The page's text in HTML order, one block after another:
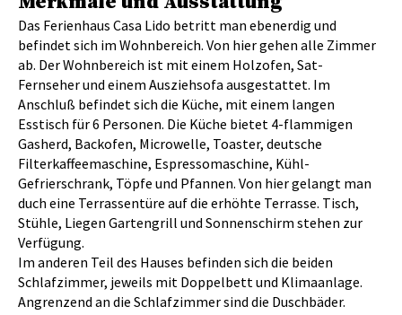
Das Ferienhaus Casa Lido betritt man ebenerdig und
befindet sich im Wohnbereich. Von hier gehen alle Zimmer
ab. Der Wohnbereich ist mit einem Holzofen, Sat-
Fernseher und einem Ausziehsofa ausgestattet. Im
Anschluß befindet sich die Küche, mit einem langen
Esstisch für 6 Personen. Die Küche bietet 4-flammigen
Gasherd, Backofen, Microwelle, Toaster, deutsche
Filterkaffeemaschine, Espressomaschine, Kühl-
Gefrierschrank, Töpfe und Pfannen. Von hier gelangt man
duch eine Terrassentüre auf die erhöhte Terrasse. Tisch,
Stühle, Liegen Gartengrill und Sonnenschirm stehen zur
Verfügung.
Im anderen Teil des Hauses befinden sich die beiden
Schlafzimmer, jeweils mit Doppelbett und Klimaanlage.
Angrenzend an die Schlafzimmer sind die Duschbäder.